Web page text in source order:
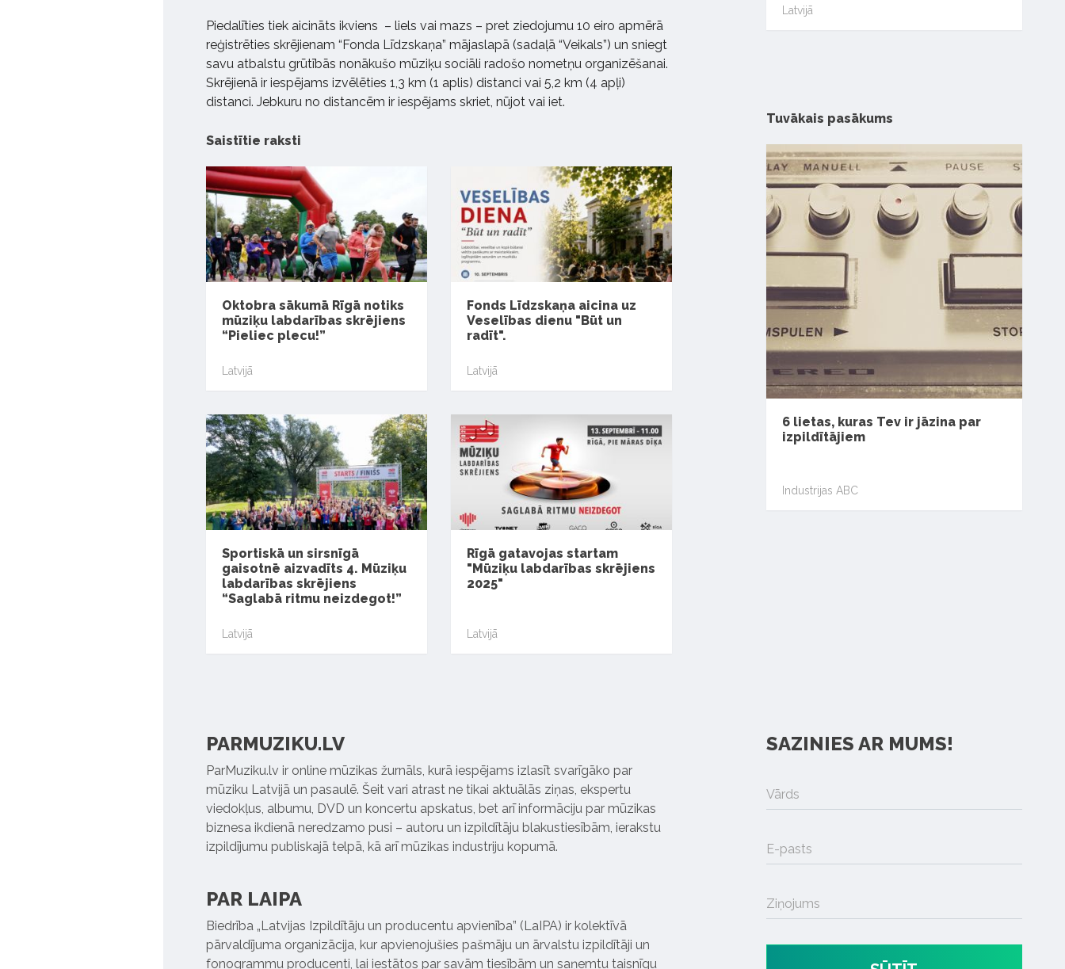
Piedalīties tiek aicināts ikviens – liels vai mazs – pret ziedojumu 10 eiro apmērā
reģistrēties skrējienam “Fonda Līdzskaņa” mājaslapā (sadaļā “Veikals”) un sniegt
savu atbalstu grūtībās nonākušo mūziķu sociāli radošo nometņu organizēšanai.
Skrējienā ir iespējams izvēlēties 1,3 km (1 aplis) distanci vai 5,2 km (4 apļi)
distanci. Jebkuru no distancēm ir iespējams skriet, nūjot vai iet.
Saistītie raksti
Oktobra sākumā Rīgā notiks
mūziķu labdarības skrējiens
“Pieliec plecu!”
Latvijā
Fonds Līdzskaņa aicina uz
Veselības dienu "Būt un
radīt".
Latvijā
Sportiskā un sirsnīgā
gaisotnē aizvadīts 4. Mūziķu
labdarības skrējiens
“Saglabā ritmu neizdegot!”
Latvijā
Rīgā gatavojas startam
"Mūziķu labdarības skrējiens
2025"
Latvijā
Latvijā
Tuvākais pasākums
6 lietas, kuras Tev ir jāzina par
izpildītājiem
Industrijas ABC
PARMUZIKU.LV
ParMuziku.lv ir online mūzikas žurnāls, kurā iespējams izlasīt svarīgāko par
mūziku Latvijā un pasaulē. Šeit vari atrast ne tikai aktuālās ziņas, ekspertu
viedokļus, albumu, DVD un koncertu apskatus, bet arī informāciju par mūzikas
biznesa ikdienā neredzamo pusi – autoru un izpildītāju blakustiesībām, ierakstu
izpildījumu publiskajā telpā, kā arī mūzikas industriju kopumā.
PAR LAIPA
Biedrība „Latvijas Izpildītāju un producentu apvienība” (LaIPA) ir kolektīvā
pārvaldījuma organizācija, kur apvienojušies pašmāju un ārvalstu izpildītāji un
fonogrammu producenti, lai iestātos par savām tiesībām un saņemtu taisnīgu
SAZINIES AR MUMS!
Vārds
E-pasts
Ziņojums